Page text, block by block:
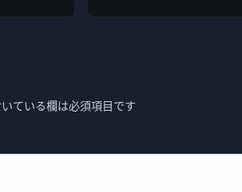
ている欄は必須項目です